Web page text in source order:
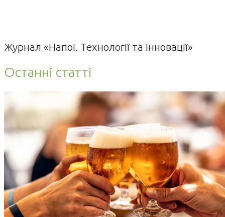
Журнал «Напої. Технології та Інновації»
Останні статті